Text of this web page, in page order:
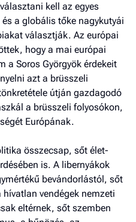
kell az egyes
a globális tőke nagykutyái
választják. Az európai
hogy a mai európai
a Soros Györgyök érdekeit
azt a brüsszeli
útján gazdagodó
a brüsszeli folyosókon,
Európának.
összecsap, sőt élet-
is. A libernyákok
bevándorlástól, sőt
vendégek nemzeti
eltérnek, sőt szemben